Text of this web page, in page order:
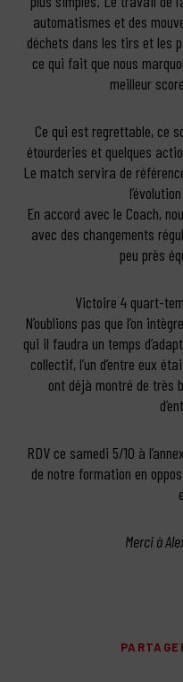
automatismes et des
déchets dans les tirs et les
ce qui fait que nous
meilleur
Ce qui est regrettable, ce
étourderies et quelques
Le match servira de
En accord avec le Coach,
avec des changements
peu près
Victoire 4 quart-
N’oublions pas que l’on
qui il faudra un temps
collectif, l’un d’entre eux
ont déjà montré de très
RDV ce samedi 5/10 à
de notre formation en
Merci à